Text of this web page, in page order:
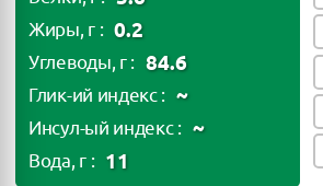
Жиры, г : 0.2
Углеводы, г : 84.6
Глик-ий индекс : ~
Инсул-ый индекс : ~
Вода, г : 11